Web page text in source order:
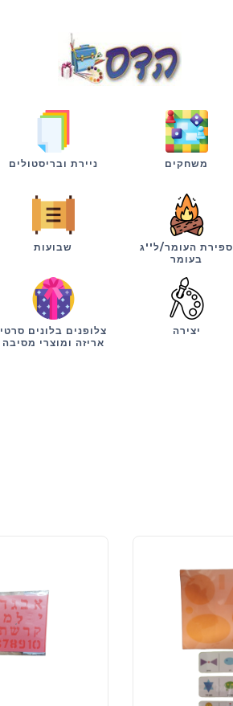
משחקים ניירת ובריסטולים
ספירת העומר/ל''ג
בעומר
שבועות
יצירה
צלופנים בלונים סרטי
אריזה ומוצרי מסיבה